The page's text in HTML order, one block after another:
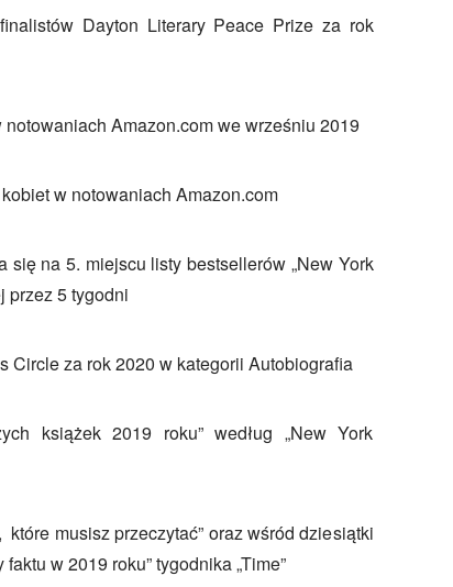
Dayton Literary Peace Prize za rok
Amazon.com we wrześniu 2019
w notowaniach Amazon.com
się na 5. miejscu listy bestsellerów „New York
przez 5 tygodni
Circle za rok 2020 w kategorii Autobiografia
książek 2019 roku” według „New York
musisz przeczytać” oraz wśród dziesiątki
w 2019 roku” tygodnika „Time”